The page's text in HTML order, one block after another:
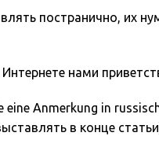
постранично, их
нами
eine Anmerkung in
в конце